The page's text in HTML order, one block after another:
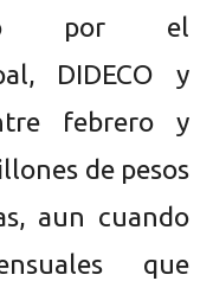
por el
DIDECO y
febrero y
de pesos
aun cuando
que